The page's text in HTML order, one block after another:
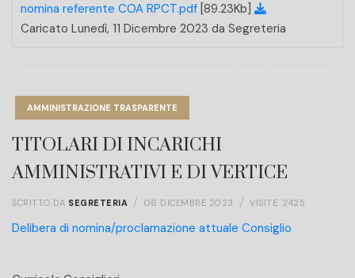
nomina referente COA RPCT.pdf [89.23Kb]
Caricato Lunedì, 11 Dicembre 2023 da Segreteria
AMMINISTRAZIONE TRASPARENTE
TITOLARI DI INCARICHI
AMMINISTRATIVI E DI VERTICE
SCRITTO DA SEGRETERIA 06 DICEMBRE 2023 VISITE: 2425
Delibera di nomina/proclamazione attuale Consiglio